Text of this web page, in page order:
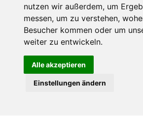
nutzen wir außerdem, um
messen, um zu verstehen,
Besucher kommen oder um
weiter zu entwickeln.
Alle akzeptieren
Einstellungen ändern
Hier finden Sie uns auch